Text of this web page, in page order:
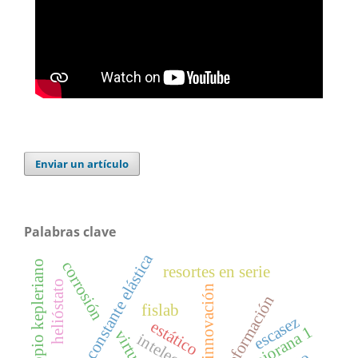
Enviar un artículo
Palabras clave
fislab innovación
constante elástica resortes en serie
deformación
escasez
corrosión
helióstato estático